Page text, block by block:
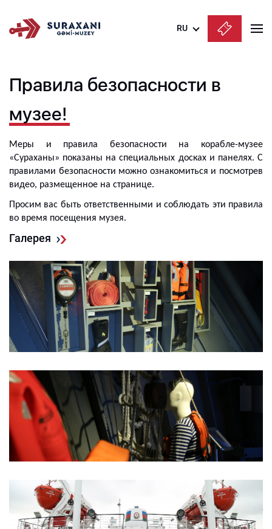
RU
English
Правила безопасности в
музее!
Меры и правила безопасности на корабле-музее
«Сураханы» показаны на специальных досках и панелях. С
правилами безопасности можно ознакомиться и посмотрев
видео, размещенное на странице.
Просим вас быть ответственными и соблюдать эти правила
во время посещения музея.
Галерея